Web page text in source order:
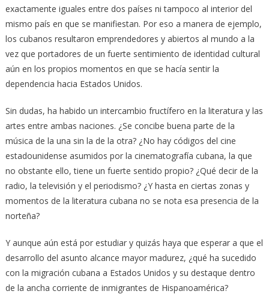
exactamente iguales entre dos países ni tampoco al interior del
mismo país en que se manifiestan. Por eso a manera de ejemplo,
los cubanos resultaron emprendedores y abiertos al mundo a la
vez que portadores de un fuerte sentimiento de identidad cultural
aún en los propios momentos en que se hacía sentir la
dependencia hacia Estados Unidos.
Sin dudas, ha habido un intercambio fructífero en la literatura y las
artes entre ambas naciones. ¿Se concibe buena parte de la
música de la una sin la de la otra? ¿No hay códigos del cine
estadounidense asumidos por la cinematografía cubana, la que
no obstante ello, tiene un fuerte sentido propio? ¿Qué decir de la
radio, la televisión y el periodismo? ¿Y hasta en ciertas zonas y
momentos de la literatura cubana no se nota esa presencia de la
norteña?
Y aunque aún está por estudiar y quizás haya que esperar a que el
desarrollo del asunto alcance mayor madurez, ¿qué ha sucedido
con la migración cubana a Estados Unidos y su destaque dentro
de la ancha corriente de inmigrantes de Hispanoamérica?